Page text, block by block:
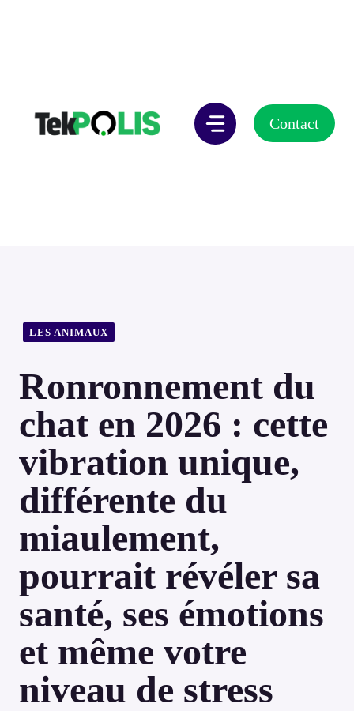
Contact
LES ANIMAUX
Ronronnement du
chat en 2026 : cette
vibration unique,
différente du
miaulement,
pourrait révéler sa
santé, ses émotions
et même votre
niveau de stress